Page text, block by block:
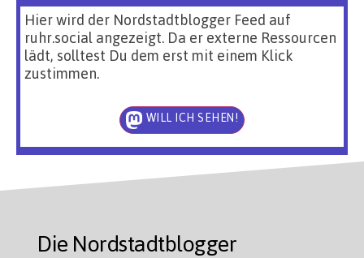
Hier wird der Nordstadtblogger Feed auf
ruhr.social angezeigt. Da er externe Ressourcen
lädt, solltest Du dem erst mit einem Klick
zustimmen.
WILL ICH SEHEN!
Die Nordstadtblogger